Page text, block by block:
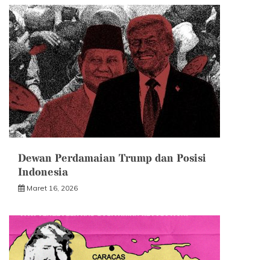
Dewan Perdamaian Trump dan Posisi
Indonesia
Maret 16, 2026